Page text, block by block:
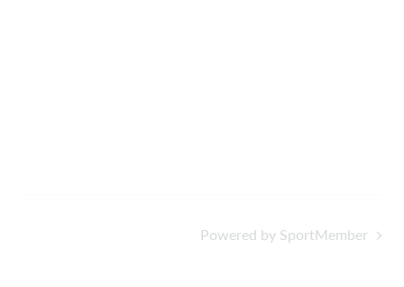
Powered by SportMember